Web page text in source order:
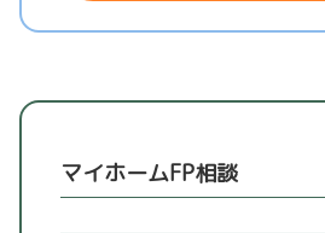
マイホームFP相談